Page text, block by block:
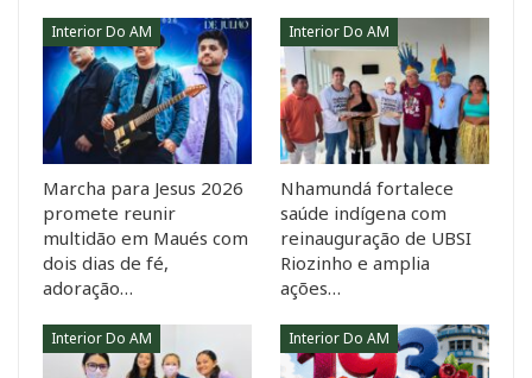
Interior Do AM
Marcha para Jesus 2026
promete reunir
multidão em Maués com
dois dias de fé,
adoração…
Interior Do AM
Nhamundá fortalece
saúde indígena com
reinauguração de UBSI
Riozinho e amplia
ações…
Interior Do AM Interior Do AM